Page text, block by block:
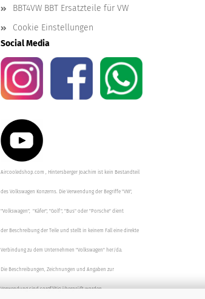
BBT4VW BBT Ersatzteile für VW
Cookie Einstellungen
Social Media
Aircooledshop.com , Hintersberger Joachim ist kein Bestandteil
des Volkswagen Konzerns. Die Verwendung der Begriffe "VW",
"Volkswagen", "Käfer", "Golf", "Bus" oder "Porsche" dient
der Beschreibung der Teile und stellt in keinem Fall eine direkte
Verbindung zu dem Unternehmen "Volkswagen" her/da.
Die Beschreibungen, Zeichnungen und Angaben zur
Verwendung sind sorgfältig überprüft worden.